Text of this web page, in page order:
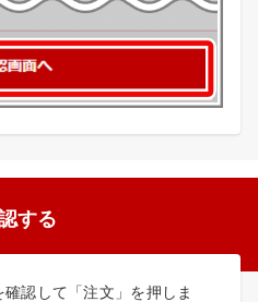
する
認して「注文」を押しま